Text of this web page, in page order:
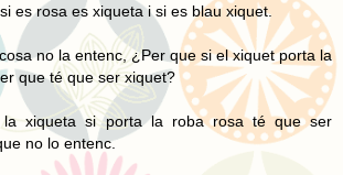
es rosa es xiqueta i si es blau xiquet.
no la entenc, ¿Per que si el xiquet porta la
que té que ser xiquet?
xiqueta si porta la roba rosa té que ser
no lo entenc.